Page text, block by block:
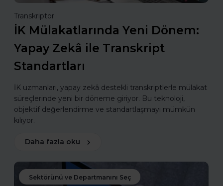
Transkriptor
İK Mülakatlarında Yeni Dönem:
Yapay Zekâ ile Transkript
Standartları
İK uzmanları, yapay zekâ destekli transkriptlerle mülakat
süreçlerinde yeni bir döneme giriyor. Bu teknoloji,
objektif değerlendirme ve standartlaşmayı mümkün
kılıyor.
Daha fazla oku
Sektörünü ve Departmanını Seç